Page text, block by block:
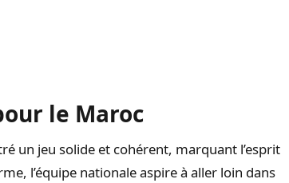
le Maroc
un jeu solide et cohérent, marquant l’esprit
l’équipe nationale aspire à aller loin dans